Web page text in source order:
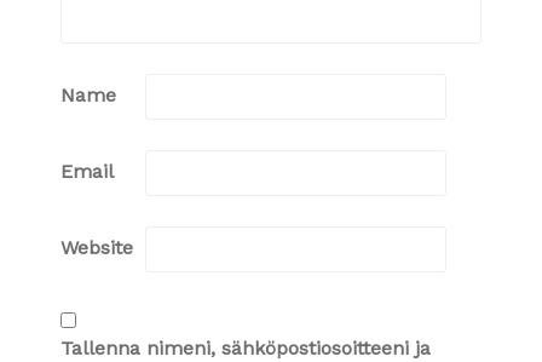
Name
Email
Website
Tallenna nimeni, sähköpostiosoitteeni ja